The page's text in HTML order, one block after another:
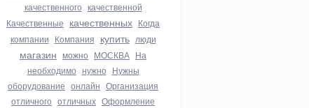
качественного качественной
Качественные качественных Когда
компании Компания купить люди
магазин можно МОСКВА На
необходимо нужно Нужны
оборудование онлайн Организация
отличного отличных Оформление